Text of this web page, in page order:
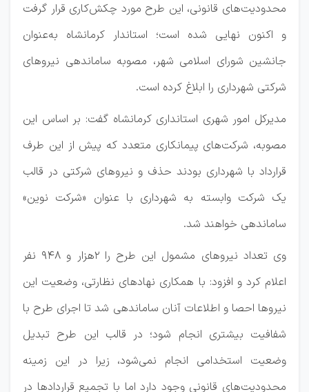
محدودیت‌های قانونی، این طرح مورد چکش‌کاری قرار گرفت
و اکنون نهایی شده است؛ استاندار کرمانشاه به‌عنوان
جانشین شورای اسلامی شهر، مصوبه ساماندهی نیروهای
شرکتی شهرداری را ابلاغ کرده است.
مدیرکل امور شهری استانداری کرمانشاه گفت: بر اساس این
مصوبه، شرکت‌های پیمانکاری متعدد که پیش از این طرف
قرارداد با شهرداری بودند حذف و نیروهای شرکتی در قالب
یک شرکت وابسته به شهرداری با عنوان «شرکت نوین»
ساماندهی خواهند شد.
وی تعداد نیروهای مشمول این طرح را ۲هزار و ۹۴۸ نفر
اعلام کرد و افزود: با همکاری نهادهای نظارتی، وضعیت این
نیروها احصا و اطلاعات آنان ساماندهی شد تا اجرای طرح با
شفافیت بیشتری انجام شود؛ در قالب این طرح تبدیل
وضعیت استخدامی انجام نمی‌شود، زیرا در این زمینه
محدودیت‌های قانونی وجود دارد اما با تجمیع قراردادها در